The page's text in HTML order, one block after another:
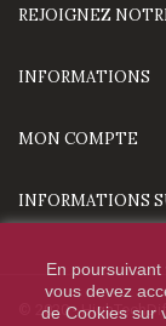
REJOIGNEZ
INFORMATIONS
MON COMPTE
INFORMATIONS
En poursuivant
vous devez
de Cookies sur
© 2020 -